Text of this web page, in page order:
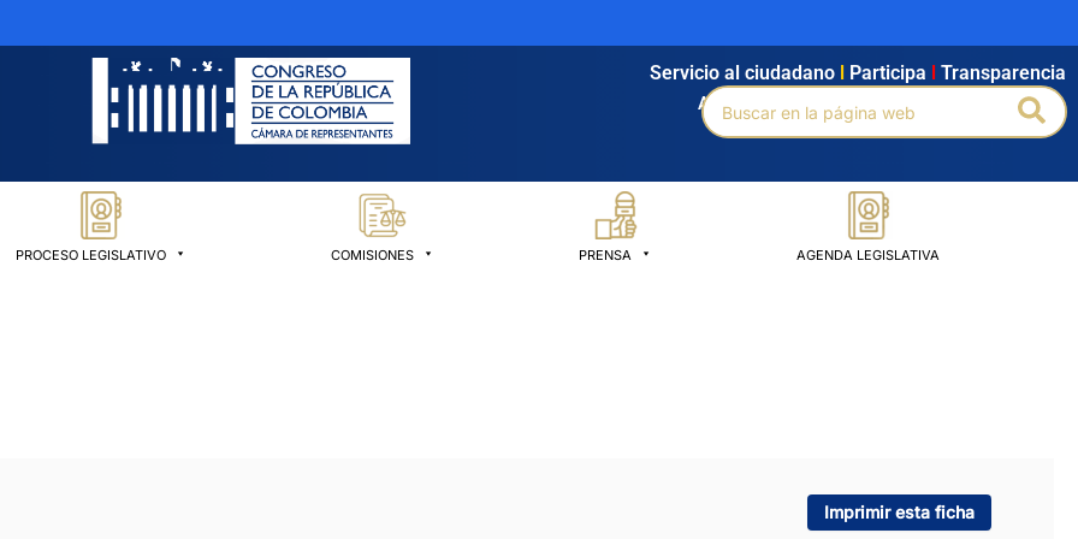
Agendamiento Intranet Búsqueda avanzada
Servicio al ciudadano Participa Transparencia
Buscar
por:
PROCESO LEGISLATIVO COMISIONES PRENSA AGENDA LEGISLATIVA
Imprimir esta ficha